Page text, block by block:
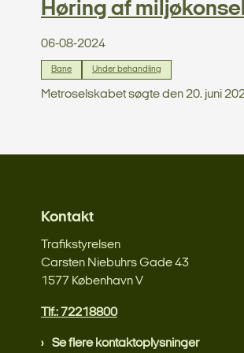
Høring af
06-08-2024
Bane Under behandling
Metroselskabet søgte den 20. juni
Kontakt
Trafikstyrelsen
Carsten Niebuhrs Gade 43
1577 København V
Tlf.: 72218800
Se flere kontaktoplysninger